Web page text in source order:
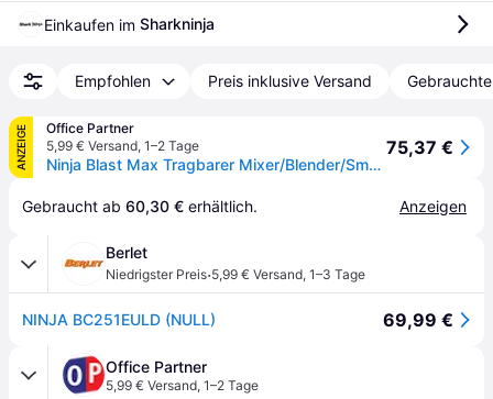
Einkaufen im Sharkninja
Empfohlen Preis inklusive Versand
ANZEIGE
Office Partner
5,99 € Versand, 1–2 Tage
Ninja Blast Max Tragbarer Mixer/Blender/Smoothie Maker, Lila
75,37 €
Gebraucht ab 60,30 € erhältlich. Anzeigen
Berlet
Niedrigster Preis·5,99 € Versand, 1–3 Tage
NINJA BC251EULD (NULL) 69,99 €
Office Partner
5,99 € Versand, 1–2 Tage